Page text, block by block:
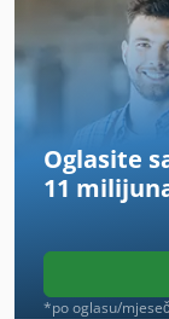
Oglasite
11
*po oglasu/